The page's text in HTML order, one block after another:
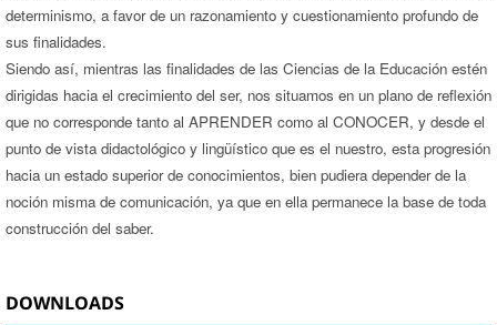
determinismo, a favor de un razonamiento y cuestionamiento profundo de
sus finalidades.
Siendo así, mientras las finalidades de las Ciencias de la Educación estén
dirigidas hacia el crecimiento del ser, nos situamos en un plano de reflexión
que no corresponde tanto al APRENDER como al CONOCER, y desde el
punto de vista didactológico y lingüístico que es el nuestro, esta progresión
hacia un estado superior de conocimientos, bien pudiera depender de la
noción misma de comunicación, ya que en ella permanece la base de toda
construcción del saber.
DOWNLOADS